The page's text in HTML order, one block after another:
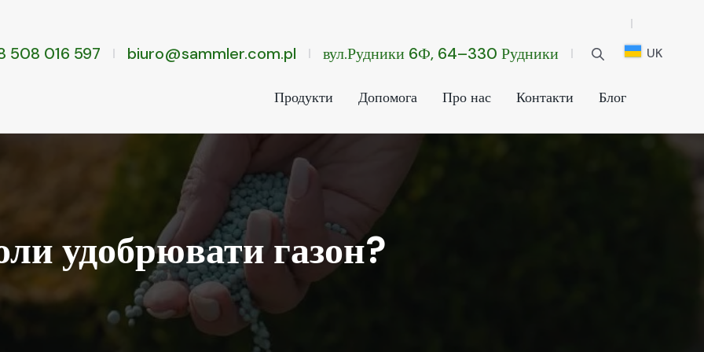
508 016 597 biuro@sammler.com.pl вул.Рудники 6Ф, 64–330 Рудники UK
Продукти Допомога Про нас Контакти Блог
удобрювати газон?